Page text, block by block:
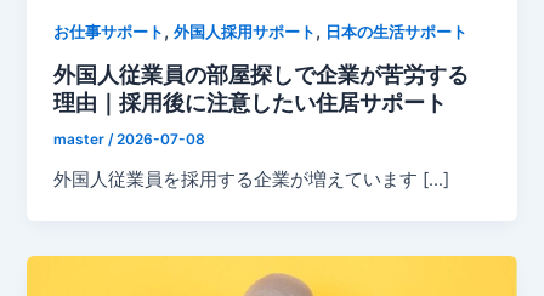
お仕事サポート ,外国人採用サポート , 日本の生活サポート
外国人従業員の部屋探しで企業が苦労する
理由｜採用後に注意したい住居サポート
master /2026-07-08
外国人従業員を採用する企業が増えています […]